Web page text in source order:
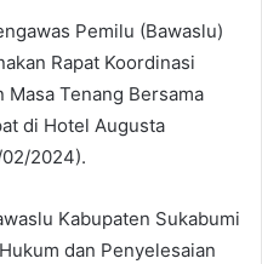
Pemilu (Bawaslu)
Rapat Koordinasi
Masa Tenang Bersama
di Hotel Augusta
2024).
Kabupaten Sukabumi
dan Penyelesaian